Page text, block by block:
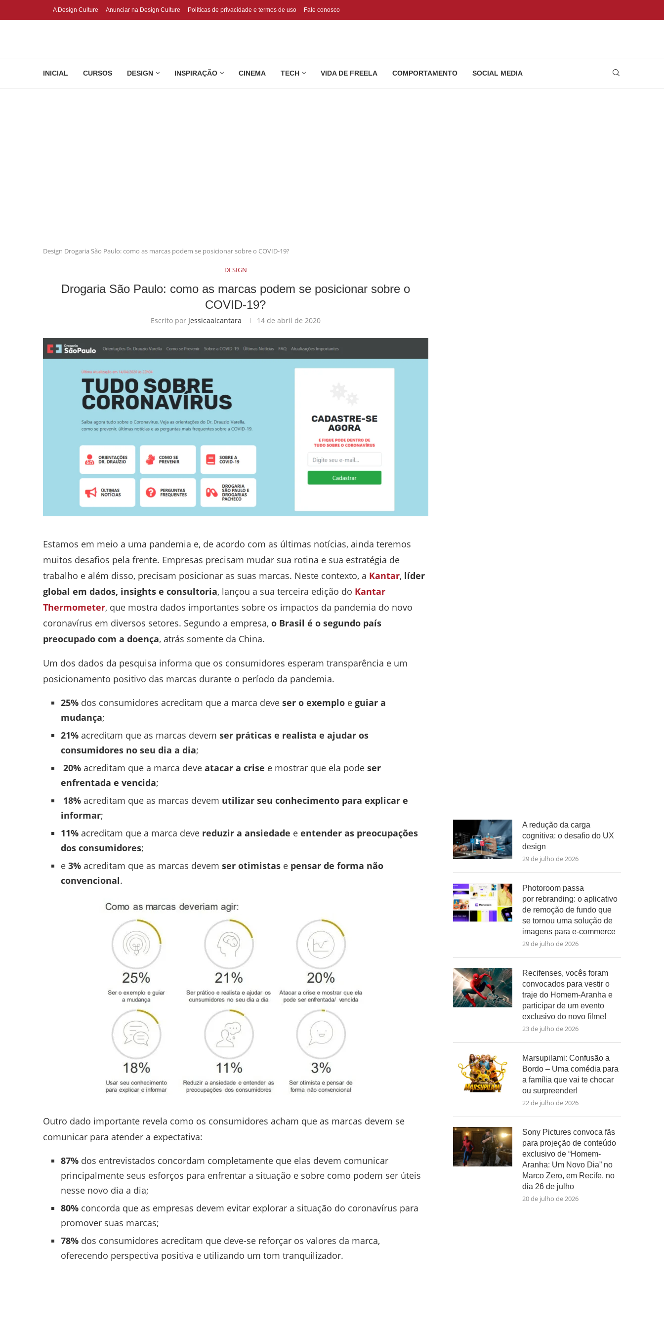
A Design Culture Anunciar na Design Culture Políticas de privacidade e termos de uso Fale conosco
INICIAL CURSOS DESIGN INSPIRAÇÃO CINEMA TECH VIDA DE FREELA COMPORTAMENTO SOCIAL MEDIA
Design Drogaria São Paulo: como as marcas podem se posicionar sobre o COVID-19?
DESIGN
Drogaria São Paulo: como as marcas podem se posicionar sobre o
COVID-19?
Escrito por Jessicaalcantara 14 de abril de 2020
Estamos em meio a uma pandemia e, de acordo com as últimas notícias, ainda teremos
muitos desafios pela frente. Empresas precisam mudar sua rotina e sua estratégia de
trabalho e além disso, precisam posicionar as suas marcas. Neste contexto, a Kantar, líder
global em dados, insights e consultoria, lançou a sua terceira edição do Kantar
Thermometer, que mostra dados importantes sobre os impactos da pandemia do novo
coronavírus em diversos setores. Segundo a empresa, o Brasil é o segundo país
preocupado com a doença, atrás somente da China.
Um dos dados da pesquisa informa que os consumidores esperam transparência e um
posicionamento positivo das marcas durante o período da pandemia.
25% dos consumidores acreditam que a marca deve ser o exemplo e guiar a
mudança;
21% acreditam que as marcas devem ser práticas e realista e ajudar os
consumidores no seu dia a dia;
20% acreditam que a marca deve atacar a crise e mostrar que ela pode ser
enfrentada e vencida;
18% acreditam que as marcas devem utilizar seu conhecimento para explicar e
informar;
11% acreditam que a marca deve reduzir a ansiedade e entender as preocupações
dos consumidores;
e 3% acreditam que as marcas devem ser otimistas e pensar de forma não
convencional.
Outro dado importante revela como os consumidores acham que as marcas devem se
comunicar para atender a expectativa:
87% dos entrevistados concordam completamente que elas devem comunicar
principalmente seus esforços para enfrentar a situação e sobre como podem ser úteis
nesse novo dia a dia;
80% concorda que as empresas devem evitar explorar a situação do coronavírus para
promover suas marcas;
78% dos consumidores acreditam que deve-se reforçar os valores da marca,
oferecendo perspectiva positiva e utilizando um tom tranquilizador.
A redução da carga
cognitiva: o desafio do UX
design
29 de julho de 2026
Photoroom passa
por rebranding: o aplicativo
de remoção de fundo que
se tornou uma solução de
imagens para e-commerce
29 de julho de 2026
Recifenses, vocês foram
convocados para vestir o
traje do Homem-Aranha e
participar de um evento
exclusivo do novo filme!
23 de julho de 2026
Marsupilami: Confusão a
Bordo – Uma comédia para
a família que vai te chocar
ou surpreender!
22 de julho de 2026
Sony Pictures convoca fãs
para projeção de conteúdo
exclusivo de “Homem-
Aranha: Um Novo Dia” no
Marco Zero, em Recife, no
dia 26 de julho
20 de julho de 2026